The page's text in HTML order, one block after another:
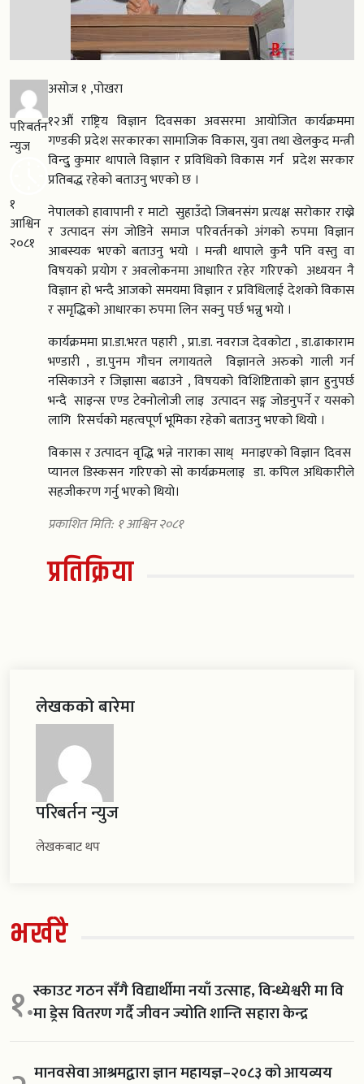
परिबर्तन
न्युज
१
आश्विन
२०८१
असोज १ ,पोखरा
१२औं राष्ट्रिय विज्ञान दिवसका अवसरमा आयोजित कार्यक्रममा
गण्डकी प्रदेश सरकारका सामाजिक विकास, युवा तथा खेलकुद मन्त्री
विन्दुु कुमार थापाले विज्ञान र प्रविधिको विकास गर्न प्रदेश सरकार
प्रतिबद्ध रहेको बताउनु भएको छ ।
नेपालको हावापानी र माटो सुहाउँदो जिबनसंग प्रत्यक्ष सरोकार राख्ने
र उत्पादन संग जोडिने समाज परिवर्तनको अंगको रुपमा विज्ञान
आबस्यक भएको बताउनु भयो । मन्त्री थापाले कुनै पनि वस्तु वा
विषयको प्रयोग र अवलोकनमा आधारित रहेर गरिएको अध्ययन नै
विज्ञान हो भन्दै आजको समयमा विज्ञान र प्रविधिलाई देशको विकास
र समृद्धिको आधारका रुपमा लिन सक्नु पर्छ भन्नु भयो ।
कार्यक्रममा प्रा.डा.भरत पहारी , प्रा.डा. नवराज देवकोटा , डा.ढाकाराम
भण्डारी , डा.पुनम गौचन लगायतले विज्ञानले अरुको गाली गर्न
नसिकाउने र जिज्ञासा बढाउने , विषयको विशिष्टिताको ज्ञान हुनुपर्छ
भन्दै साइन्स एण्ड टेक्नोलोजी लाइ उत्पादन सङ्ग जोडनुपर्ने र यसको
लागि रिसर्चको महत्वपूर्ण भूमिका रहेको बताउनु भएको थियो ।
विकास र उत्पादन वृद्धि भन्ने नाराका साथ् मनाइएको विज्ञान दिवस
प्यानल डिस्कसन गरिएको सो कार्यक्रमलाइ डा. कपिल अधिकारीले
सहजीकरण गर्नु भएको थियो।
प्रकाशित मिति: १ आश्विन २०८१
प्रतिक्रिया
लेखकको बारेमा
परिबर्तन न्युज
लेखकबाट थप
भर्खरै
१.स्काउट गठन सँगै विद्यार्थीमा नयाँ उत्साह, विन्ध्येश्वरी मा वि
मा ड्रेस वितरण गर्दै जीवन ज्योति शान्ति सहारा केन्द्र
मानवसेवा आश्रमद्वारा ज्ञान महायज्ञ–२०८३ को आयव्यय